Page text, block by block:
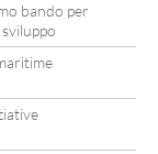
bando per